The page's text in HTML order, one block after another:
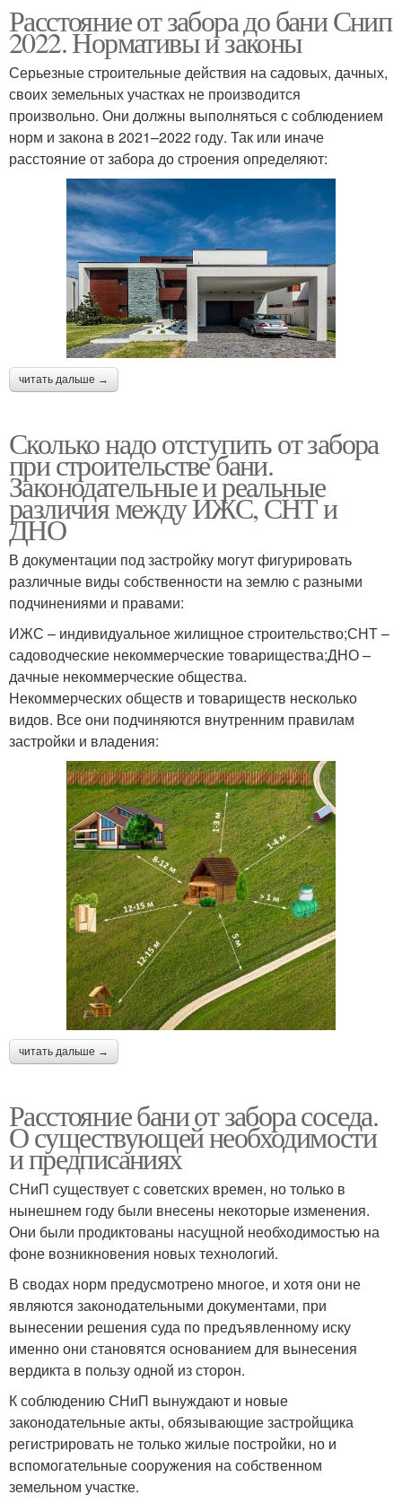
Расстояние от забора до бани Снип
2022. Нормативы и законы
Серьезные строительные действия на садовых, дачных,
своих земельных участках не производится
произвольно. Они должны выполняться с соблюдением
норм и закона в 2021–2022 году. Так или иначе
расстояние от забора до строения определяют:
читать дальше →
Сколько надо отступить от забора
при строительстве бани.
Законодательные и реальные
различия между ИЖС, СНТ и
ДНО
В документации под застройку могут фигурировать
различные виды собственности на землю с разными
подчинениями и правами:
ИЖС – индивидуальное жилищное строительство;СНТ –
садоводческие некоммерческие товарищества;ДНО –
дачные некоммерческие общества.
Некоммерческих обществ и товариществ несколько
видов. Все они подчиняются внутренним правилам
застройки и владения:
читать дальше →
Расстояние бани от забора соседа.
О существующей необходимости
и предписаниях
СНиП существует с советских времен, но только в
нынешнем году были внесены некоторые изменения.
Они были продиктованы насущной необходимостью на
фоне возникновения новых технологий.
В сводах норм предусмотрено многое, и хотя они не
являются законодательными документами, при
вынесении решения суда по предъявленному иску
именно они становятся основанием для вынесения
вердикта в пользу одной из сторон.
К соблюдению СНиП вынуждают и новые
законодательные акты, обязывающие застройщика
регистрировать не только жилые постройки, но и
вспомогательные сооружения на собственном
земельном участке.